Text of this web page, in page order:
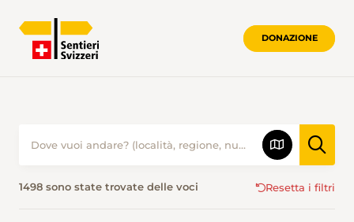
DONAZIONE
1498 sono state trovate delle voci Resetta i filtri